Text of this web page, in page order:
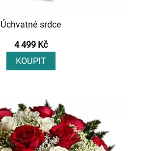
Úchvatné srdce
4 499 Kč
KOUPIT